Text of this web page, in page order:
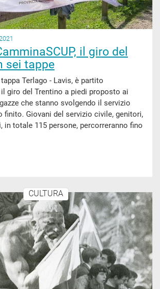
il giro del
sei tappe
Terlago - Lavis, è partito
il giro del Trentino a piedi proposto ai
che stanno svolgendo il servizio
finito. Giovani del servizio civile, genitori,
in totale 115 persone, percorreranno fino
CULTURA